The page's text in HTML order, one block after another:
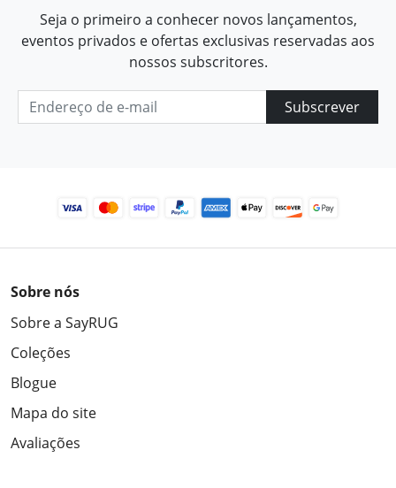
Seja o primeiro a conhecer novos lançamentos,
eventos privados e ofertas exclusivas reservadas aos
nossos subscritores.
Subscrever
Sobre nós
Sobre a SayRUG
Coleções
Blogue
Mapa do site
Avaliações